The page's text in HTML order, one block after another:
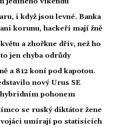
i když jsou levné. Banka
korunu, hackeři mají žně
a zhořkne dřív, než ho
jen chyba odrůdy
a 812 koní pod kapotou.
nový Urus SE
pohonem
se ruský diktátor žene
umírají po statisících